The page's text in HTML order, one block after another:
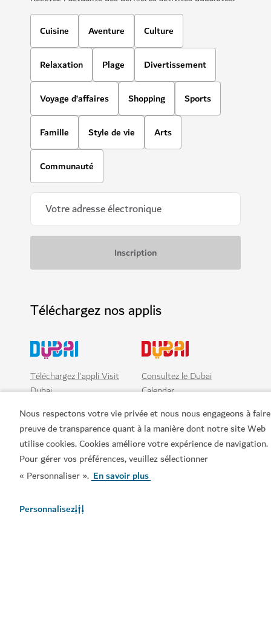
Nous respectons votre vie privée et nous nous engageons à faire
preuve de transparence quant à la manière dont notre site Web
utilise cookies. Cookies améliore votre expérience de navigation.
Pour gérer vos préférences, veuillez sélectionner
« Personnaliser ». En savoir plus
Personnalisez
Delano Dubai
Le chic de Miami arrive à Dubai, au Delano Hotel
PLAGES & BEACH CLUBS
J1 Beach
Une destination côtière dotée de restaurants luxueux
et de magnifiques beach clubs